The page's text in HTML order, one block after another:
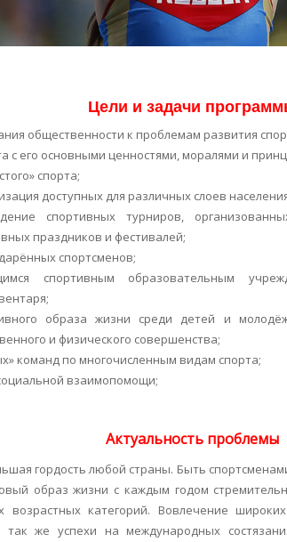
Цели и задачи
общественности к проблемам развития
с его основными ценностями, моралями и
спорта;
доступных для различных слоев
спортивных турниров,
праздников и фестивалей;
спортсменов;
спортивным образовательным
образа жизни среди детей и
и физического совершенства;
команд по многочисленным видам спорта;
взаимопомощи;
Актуальность проблемы
гордость любой страны. Быть
образ жизни с каждым годом
возрастных категорий. Вовлечение
же успехи на международных